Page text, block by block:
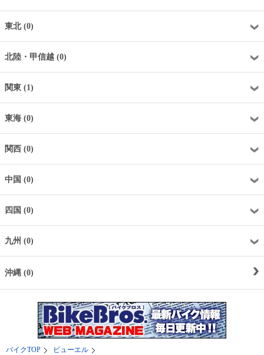
東北 (0)
北陸・甲信越 (0)
関東 (1)
東海 (0)
関西 (0)
中国 (0)
四国 (0)
九州 (0)
沖縄 (0)
バイクTOP ビューエル